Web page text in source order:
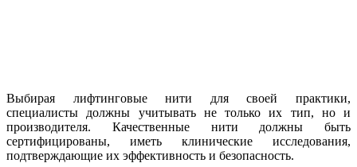
Выбирая лифтинговые нити для своей практики,
специалисты должны учитывать не только их тип, но и
производителя. Качественные нити должны быть
сертифицированы, иметь клинические исследования,
подтверждающие их эффективность и безопасность.